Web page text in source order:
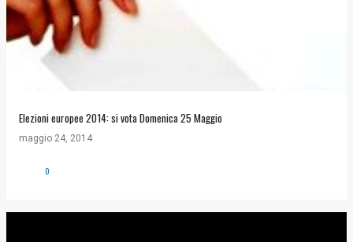
Elezioni europee 2014: si vota Domenica 25 Maggio
maggio 24, 2014
0